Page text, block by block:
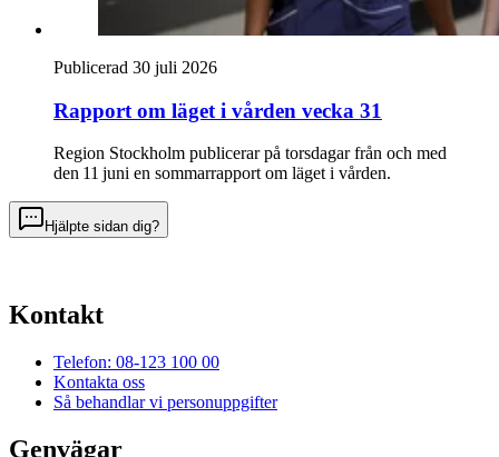
Publicerad 30 juli 2026
Rapport om läget i vården vecka 31
Region Stockholm publicerar på torsdagar från och med
den 11 juni en sommarrapport om läget i vården.
Hjälpte sidan dig?
Kontakt
Telefon: 08-123 100 00
Kontakta oss
Så behandlar vi personuppgifter
Genvägar